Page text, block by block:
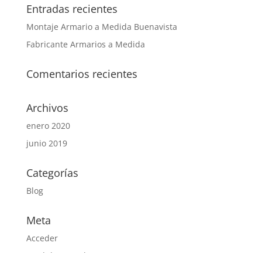
Entradas recientes
Montaje Armario a Medida Buenavista
Fabricante Armarios a Medida
Comentarios recientes
Archivos
enero 2020
junio 2019
Categorías
Blog
Meta
Acceder